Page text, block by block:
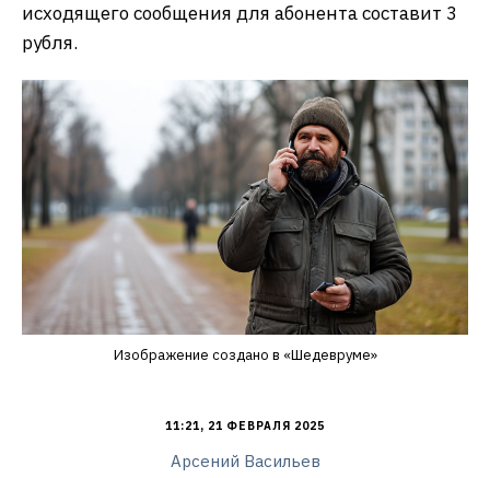
исходящего сообщения для абонента составит 3
рубля.
Изображение создано в «Шедевруме»
11:21, 21 ФЕВРАЛЯ 2025
Арсений Васильев